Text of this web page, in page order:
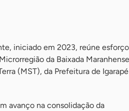
iniciado em 2023, reúne
da Baixada Maranhense
(MST), da Prefeitura de Igarapé
avanço na consolidação da